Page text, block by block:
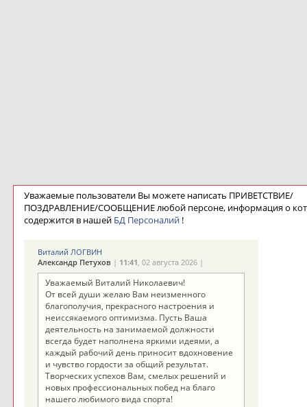
Уважаемые пользователи Вы можете написать ПРИВЕТСТВИЕ/
ПОЗДРАВЛЕНИЕ/СООБЩЕНИЕ любой персоне, информация о
содержится в нашей БД Персоналий!
Виталий ЛОГВИН
Александр Петухов| 11:41, 02 августа 2026 |
Уважаемый Виталий Николаевич!
От всей души желаю Вам неизменного
благополучия, прекрасного настроения и
неиссякаемого оптимизма. Пусть Ваша
деятельность на занимаемой должности
всегда будет наполнена яркими идеями, а
каждый рабочий день приносит вдохновение
и чувство гордости за общий результат.
Творческих успехов Вам, смелых решений и
новых профессиональных побед на благо
нашего любимого вида спорта!